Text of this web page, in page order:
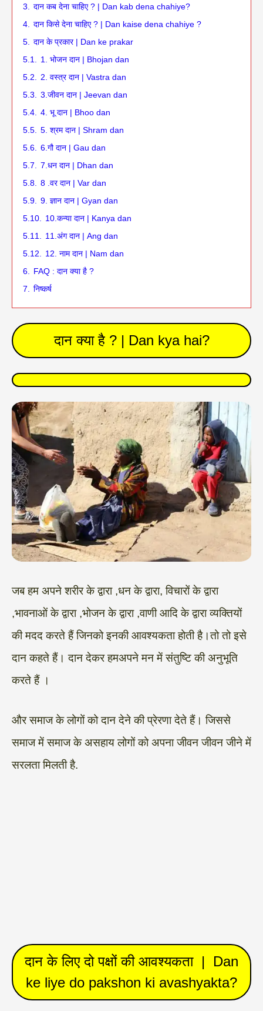
3.
दान कब देना चाहिए ? | Dan kab dena chahiye?
4.
दान किसे देना चाहिए ? | Dan kaise dena chahiye ?
5.
दान के प्रकार | Dan ke prakar
5.1.
1. भोजन दान | Bhojan dan
5.2.
2. वस्त्र दान | Vastra dan
5.3.
3.जीवन दान | Jeevan dan
5.4.
4. भू दान | Bhoo dan
5.5.
5. श्रम दान | Shram dan
5.6.
6.गौ दान | Gau dan
5.7.
7.धन दान | Dhan dan
5.8.
8 .वर दान | Var dan
5.9.
9. ज्ञान दान | Gyan dan
5.10.
10.कन्या दान | Kanya dan
5.11.
11.अंग दान | Ang dan
5.12.
12. नाम दान | Nam dan
6.
FAQ : दान क्या है ?
7.
निष्कर्ष
दान क्या है ? | Dan kya hai?
जब हम अपने शरीर के द्वारा ,धन के द्वारा, विचारों के द्वारा
,भावनाओं के द्वारा ,भोजन के द्वारा ,वाणी आदि के द्वारा व्यक्तियों
की मदद करते हैं जिनको इनकी आवश्यकता होती है।तो तो इसे
दान कहते हैं। दान देकर हमअपने मन में संतुष्टि की अनुभूति
करते हैं ।
और समाज के लोगों को दान देने की प्रेरणा देते हैं। जिससे
समाज में समाज के असहाय लोगों को अपना जीवन जीवन जीने में
सरलता मिलती है.
दान के लिए दो पक्षों की आवश्यकता | Dan
ke liye do pakshon ki avashyakta?